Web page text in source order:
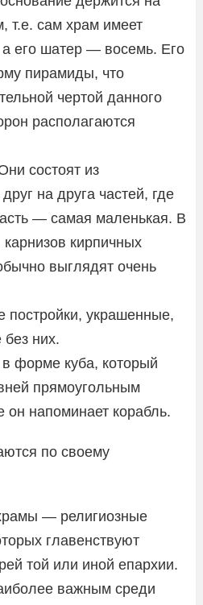
т.е. сам храм имеет
его шатер — восемь. Его
пирамиды, что
чертой данного
располагаются
состоят из
на друга частей, где
— самая маленькая. В
кирпичных
выглядят очень
постройки, украшенные,
них.
форме куба, который
прямоугольным
напоминает корабль.
по своему
— религиозные
главенствуют
той или иной епархии.
важным среди